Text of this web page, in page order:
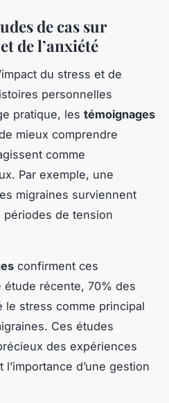
de cas sur
de l’anxiété
du stress et de
personnelles
pratique, les témoignages
mieux comprendre
comme
Par exemple, une
migraines surviennent
de tension
confirment ces
récente, 70% des
le stress comme principal
Ces études
des expériences
d’une gestion